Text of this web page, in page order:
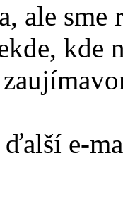
ale sme
kde
ďalší e-